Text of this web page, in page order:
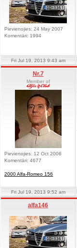
Pievienojies: 24 May 2007
Komentāri: 1994
Fri Jul 19, 2013 9:43 am
Nr.7
Member of
Pievienojies: 12 Oct 2006
Komentāri: 4677
2000 Alfa-Romeo 156
Fri Jul 19, 2013 9:52 am
alfa146